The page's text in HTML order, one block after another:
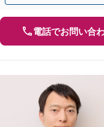
電話でお問い合